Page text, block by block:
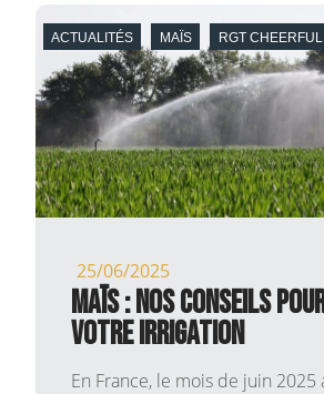
ACTUALITÉS MAÏS RGT CHEERFUL
25/06/2025
MAÏS : NOS CONSEILS
VOTRE IRRIGATION
En France, le mois de juin 2025